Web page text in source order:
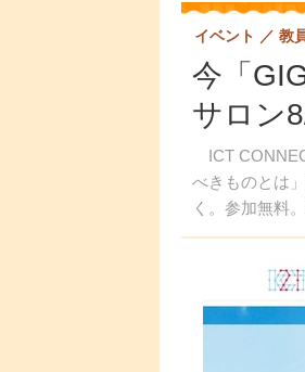
今「
サロン
ICT
べきものとは
く。参加無料
イベント 教